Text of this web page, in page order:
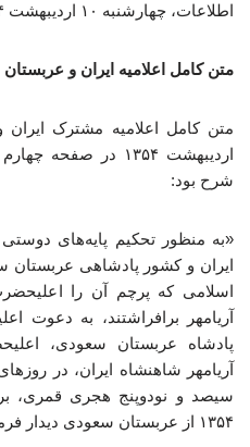
اطلاعات، چهارشنبه ۱۰ اردیبهشت ۱۳۵۴، ص ۴
متن کامل اعلامیه ایران و عربستان
متن کامل اعلامیه مشترک
اردیبهشت ۱۳۵۴ در
شرح بود:
«به منظور تحکیم پایه‌های
ایران و کشور پادشاهی عربستان
اسلامی که پرچم آن را
آریامهر برافراشتند، به دعوت
پادشاه عربستان سعودی،
آریامهر شاهنشاه ایران، در
سیصد و نودوپنج هجری قمری،
۱۳۵۴ از عربستان سعودی دیدار فرمودند.